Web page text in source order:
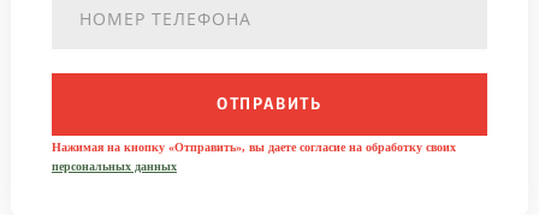
ОТПРАВИТЬ
Нажимая на кнопку «Отправить», вы даете согласие на обработку своих
персональных данных